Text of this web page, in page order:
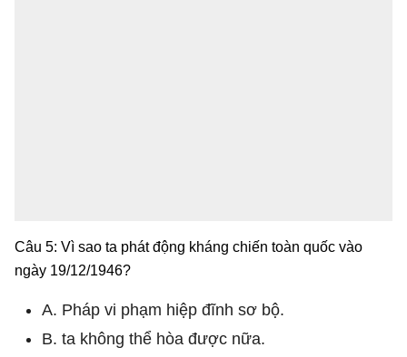
Câu 5: Vì sao ta phát động kháng chiến toàn quốc vào
ngày 19/12/1946?
A. Pháp vi phạm hiệp đĩnh sơ bộ.
B. ta không thể hòa được nữa.